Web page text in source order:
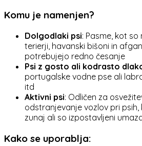
Komu je namenjen?
Dolgodlaki psi: Pasme, kot
terierji, havanski bišoni in
potrebujejo redno česanje
Psi z gosto ali kodrasto
portugalske vodne pse ali
itd
Aktivni psi: Odličen za
odstranjevanje vozlov pri
zunaj ali so izpostavljeni
Kako se uporablja: